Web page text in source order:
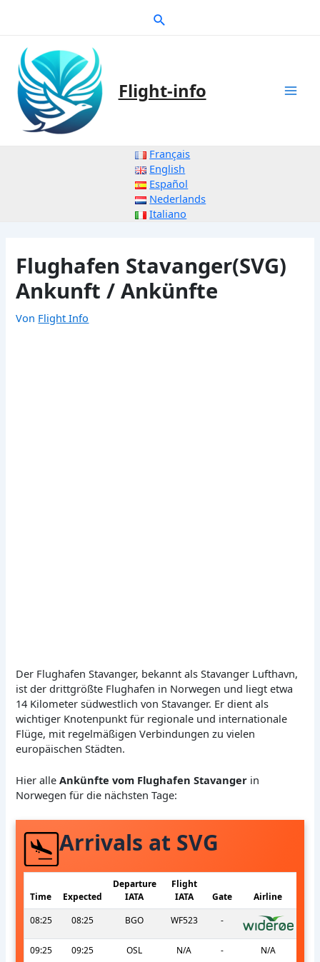
Suche
Flight-info
Français
English
Español
Nederlands
Italiano
Flughafen Stavanger(SVG)
Ankunft / Ankünfte
Von Flight Info
Der Flughafen Stavanger, bekannt als Stavanger Lufthavn,
ist der drittgrößte Flughafen in Norwegen und liegt etwa
14 Kilometer südwestlich von Stavanger. Er dient als
wichtiger Knotenpunkt für regionale und internationale
Flüge, mit regelmäßigen Verbindungen zu vielen
europäischen Städten.
Hier alleAnkünfte vom Flughafen Stavanger in
Norwegen für die nächsten Tage:
Arrivals at SVG
Time Expected
Departure
IATA
Flight
IATA
Gate
Airline
08:25
08:25 BGO WF523 -
09:25 09:25 OSL N/A - N/A